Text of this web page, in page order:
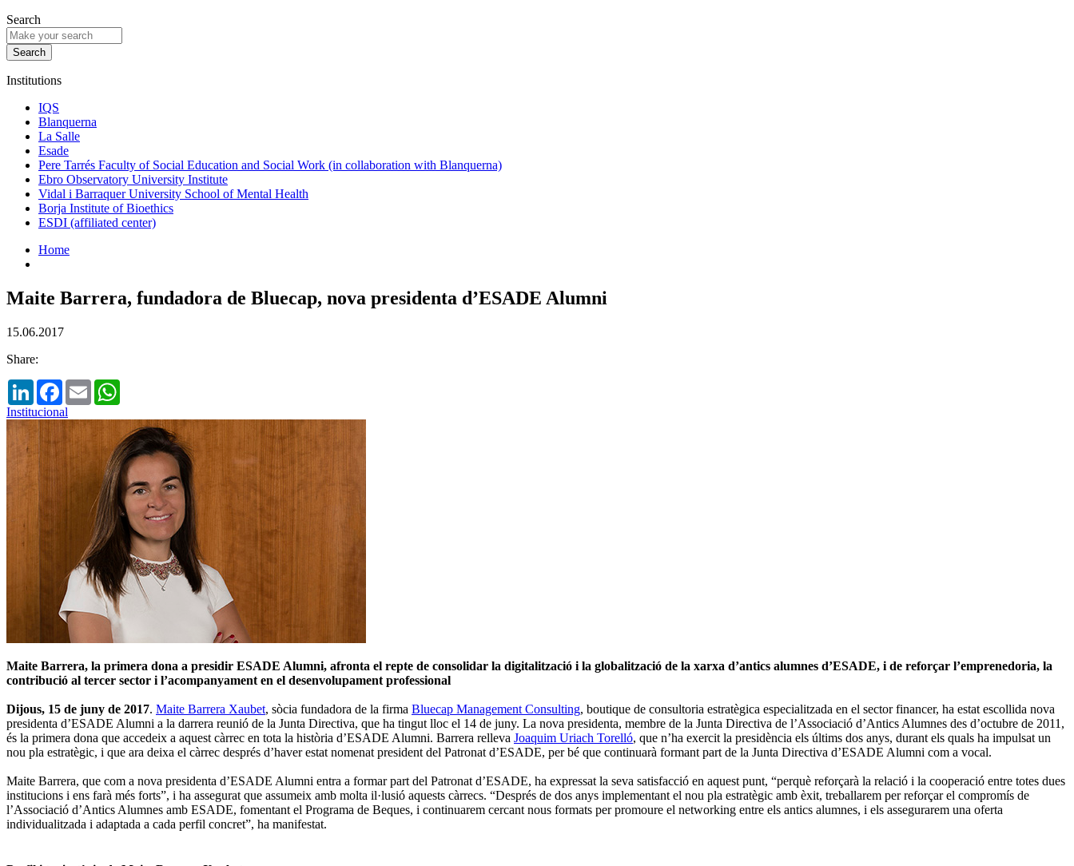
Search
Institutions
IQS
Blanquerna
La Salle
Esade
Pere Tarrés Faculty of Social Education and Social Work (in collaboration with Blanquerna)
Ebro Observatory University Institute
Vidal i Barraquer University School of Mental Health
Borja Institute of Bioethics
ESDI (affiliated center)
Home
Maite Barrera, fundadora de Bluecap, nova presidenta d’ESADE Alumni
15.06.2017
Share:
LinkedInFacebook
Email
Institucional
Maite Barrera, la primera dona a presidir ESADE Alumni, afronta el repte de consolidar la digitalització i la globalització de la xarxa d’antics alumnes d’ESADE, i de reforçar l’emprenedoria, la
contribució al tercer sector i l’acompanyament en el desenvolupament professional
Dijous, 15 de juny de 2017. Maite Barrera Xaubet, sòcia fundadora de la firma Bluecap Management Consulting, boutique de consultoria estratègica especialitzada en el sector financer, ha estat escollida nova
presidenta d’ESADE Alumni a la darrera reunió de la Junta Directiva, que ha tingut lloc el 14 de juny. La nova presidenta, membre de la Junta Directiva de l’Associació d’Antics Alumnes des d’octubre de 2011,
és la primera dona que accedeix a aquest càrrec en tota la història d’ESADE Alumni. Barrera relleva Joaquim Uriach Torelló, que n’ha exercit la presidència els últims dos anys, durant els quals ha impulsat un
nou pla estratègic, i que ara deixa el càrrec després d’haver estat nomenat president del Patronat d’ESADE, per bé que continuarà formant part de la Junta Directiva d’ESADE Alumni com a vocal.
Maite Barrera, que com a nova presidenta d’ESADE Alumni entra a formar part del Patronat d’ESADE, ha expressat la seva satisfacció en aquest punt, “perquè reforçarà la relació i la cooperació entre totes dues
institucions i ens farà més forts”, i ha assegurat que assumeix amb molta il·lusió aquests càrrecs. “Després de dos anys implementant el nou pla estratègic amb èxit, treballarem per reforçar el compromís de
l’Associació d’Antics Alumnes amb ESADE, fomentant el Programa de Beques, i continuarem cercant nous formats per promoure el networking entre els antics alumnes, i els assegurarem una oferta
individualitzada i adaptada a cada perfil concret”, ha manifestat.